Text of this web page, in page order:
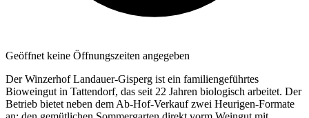
Geöffnet keine Öffnungszeiten angegeben
Der Winzerhof Landauer-Gisperg ist ein familiengeführtes
Bioweingut in Tattendorf, das seit 22 Jahren biologisch arbeitet. Der
Betrieb bietet neben dem Ab-Hof-Verkauf zwei Heurigen-Formate